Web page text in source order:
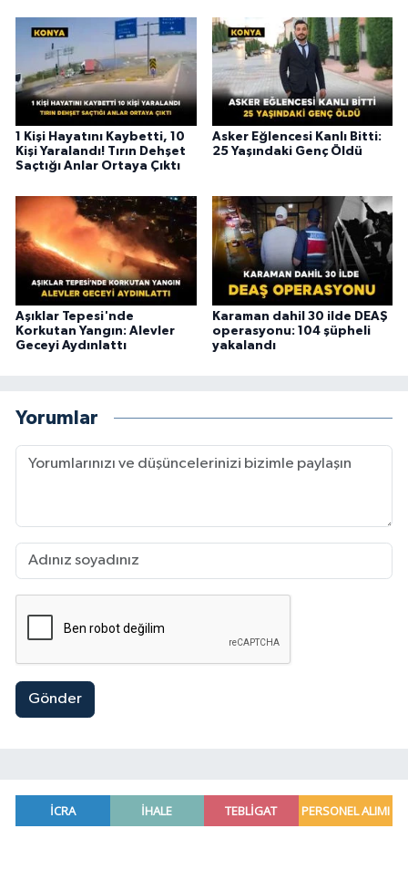
1 Kişi Hayatını Kaybetti, 10
Kişi Yaralandı! Tırın Dehşet
Saçtığı Anlar Ortaya Çıktı
Asker Eğlencesi Kanlı Bitti:
25 Yaşındaki Genç Öldü
Aşıklar Tepesi'nde
Korkutan Yangın: Alevler
Geceyi Aydınlattı
Karaman dahil 30 ilde DEAŞ
operasyonu: 104 şüpheli
yakalandı
Yorumlar
Gönder